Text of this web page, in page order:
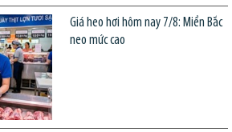
Giá heo hơi hôm nay 7/8: Miền Bắc
neo mức cao